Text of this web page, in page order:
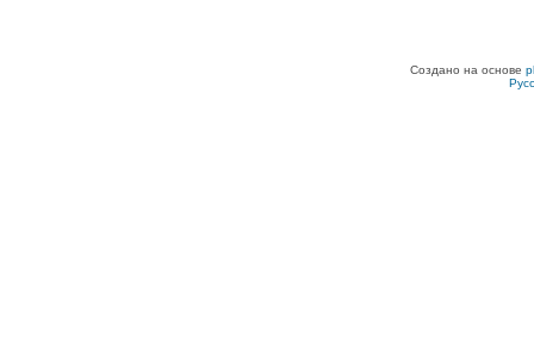
Создано на основе